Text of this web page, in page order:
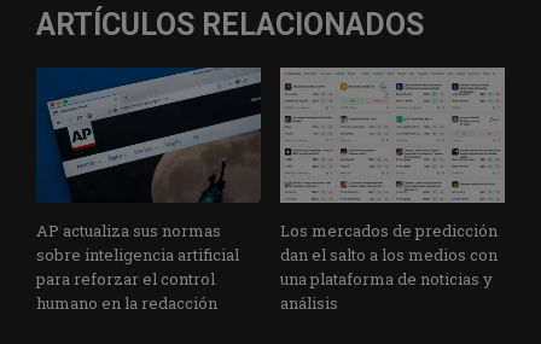
ARTÍCULOS RELACIONADOS
AP actualiza sus normas
sobre inteligencia artificial
para reforzar el control
humano en la redacción
Los mercados de predicción
dan el salto a los medios con
una plataforma de noticias y
análisis